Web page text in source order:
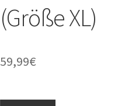
(Größe XL)
59,99€